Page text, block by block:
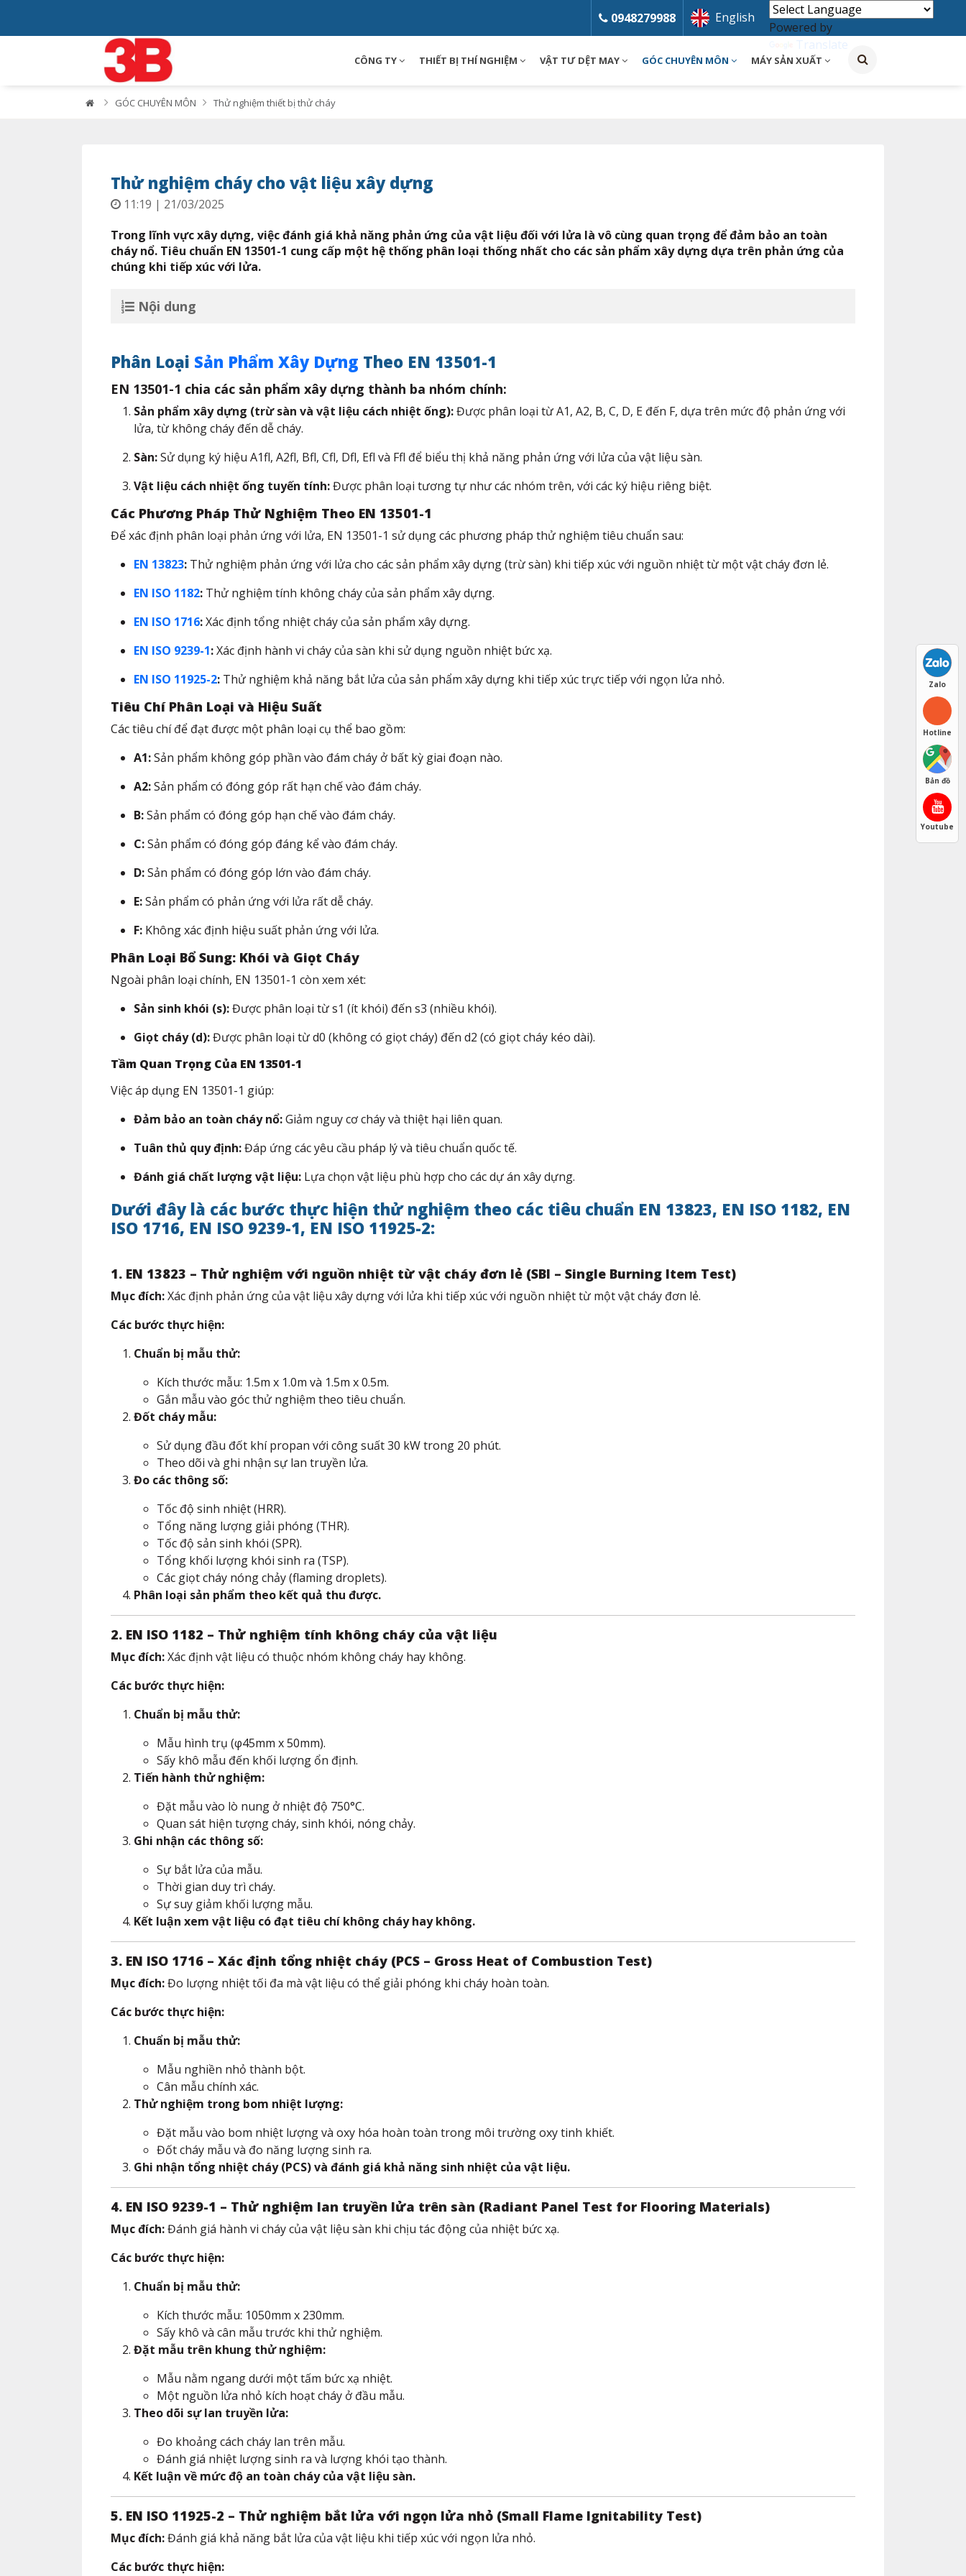
Powered by
Translate
English
0948279988
CÔNG TY THIẾT BỊ THÍ NGHIỆM VẬT TƯ DỆT MAY GÓC CHUYÊN MÔN MÁY SẢN XUẤT
GÓC CHUYÊN MÔN Thử nghiệm thiết bị thử cháy
Thử nghiệm cháy cho vật liệu xây dựng
11:19 | 21/03/2025
Trong lĩnh vực xây dựng, việc đánh giá khả năng phản ứng của vật liệu đối với lửa là vô cùng quan trọng để đảm bảo an toàn
cháy nổ. Tiêu chuẩn EN 13501-1 cung cấp một hệ thống phân loại thống nhất cho các sản phẩm xây dựng dựa trên phản ứng của
chúng khi tiếp xúc với lửa.
Nội dung
Phân Loại Sản Phẩm Xây Dựng Theo EN 13501-1
EN 13501-1 chia các sản phẩm xây dựng thành ba nhóm chính:​
Sản phẩm xây dựng (trừ sàn và vật liệu cách nhiệt ống):Được phân loại từ A1, A2, B, C, D, E đến F, dựa trên mức độ phản ứng với
lửa, từ không cháy đến dễ cháy.​
Sàn:Sử dụng ký hiệu A1fl, A2fl, Bfl, Cfl, Dfl, Efl và Ffl để biểu thị khả năng phản ứng với lửa của vật liệu sàn.
Vật liệu cách nhiệt ống tuyến tính:Được phân loại tương tự như các nhóm trên, với các ký hiệu riêng biệt.​
Các Phương Pháp Thử Nghiệm Theo EN 13501-1
Để xác định phân loại phản ứng với lửa, EN 13501-1 sử dụng các phương pháp thử nghiệm tiêu chuẩn sau:​
EN 13823: Thử nghiệm phản ứng với lửa cho các sản phẩm xây dựng (trừ sàn) khi tiếp xúc với nguồn nhiệt từ một vật cháy đơn lẻ.​
EN ISO 1182: Thử nghiệm tính không cháy của sản phẩm xây dựng.​
EN ISO 1716:Xác định tổng nhiệt cháy của sản phẩm xây dựng.​
EN ISO 9239-1:Xác định hành vi cháy của sàn khi sử dụng nguồn nhiệt bức xạ.​
EN ISO 11925-2: Thử nghiệm khả năng bắt lửa của sản phẩm xây dựng khi tiếp xúc trực tiếp với ngọn lửa nhỏ.​
Tiêu Chí Phân Loại và Hiệu Suất
Các tiêu chí để đạt được một phân loại cụ thể bao gồm:​
A1:Sản phẩm không góp phần vào đám cháy ở bất kỳ giai đoạn nào.​
A2:Sản phẩm có đóng góp rất hạn chế vào đám cháy.​
B:Sản phẩm có đóng góp hạn chế vào đám cháy.​
C:Sản phẩm có đóng góp đáng kể vào đám cháy.​
D:Sản phẩm có đóng góp lớn vào đám cháy.​
E:Sản phẩm có phản ứng với lửa rất dễ cháy.​
F: Không xác định hiệu suất phản ứng với lửa.​
Phân Loại Bổ Sung: Khói và Giọt Cháy
Ngoài phân loại chính, EN 13501-1 còn xem xét:​
Sản sinh khói (s):Được phân loại từ s1 (ít khói) đến s3 (nhiều khói).​
Giọt cháy (d):Được phân loại từ d0 (không có giọt cháy) đến d2 (có giọt cháy kéo dài).​
Tầm Quan Trọng Của EN 13501-1
Việc áp dụng EN 13501-1 giúp:​
Đảm bảo an toàn cháy nổ:Giảm nguy cơ cháy và thiệt hại liên quan.​
Tuân thủ quy định:Đáp ứng các yêu cầu pháp lý và tiêu chuẩn quốc tế.​
Đánh giá chất lượng vật liệu: Lựa chọn vật liệu phù hợp cho các dự án xây dựng.
Dưới đây là các bước thực hiện thử nghiệm theo các tiêu chuẩn EN 13823, EN ISO 1182, EN
ISO 1716, EN ISO 9239-1, EN ISO 11925-2:
1. EN 13823 – Thử nghiệm với nguồn nhiệt từ vật cháy đơn lẻ (SBI – Single Burning Item Test)
Mục đích:Xác định phản ứng của vật liệu xây dựng với lửa khi tiếp xúc với nguồn nhiệt từ một vật cháy đơn lẻ.
Các bước thực hiện:
Chuẩn bị mẫu thử:
Kích thước mẫu: 1.5m x 1.0m và 1.5m x 0.5m.
Gắn mẫu vào góc thử nghiệm theo tiêu chuẩn.
Đốt cháy mẫu:
Sử dụng đầu đốt khí propan với công suất 30 kW trong 20 phút.
Theo dõi và ghi nhận sự lan truyền lửa.
Đo các thông số:
Tốc độ sinh nhiệt (HRR).
Tổng năng lượng giải phóng (THR).
Tốc độ sản sinh khói (SPR).
Tổng khối lượng khói sinh ra (TSP).
Các giọt cháy nóng chảy (flaming droplets).
Phân loại sản phẩm theo kết quả thu được.
2. EN ISO 1182 – Thử nghiệm tính không cháy của vật liệu
Mục đích:Xác định vật liệu có thuộc nhóm không cháy hay không.
Các bước thực hiện:
Chuẩn bị mẫu thử:
Mẫu hình trụ (φ45mm x 50mm).
Sấy khô mẫu đến khối lượng ổn định.
Tiến hành thử nghiệm:
Đặt mẫu vào lò nung ở nhiệt độ 750°C.
Quan sát hiện tượng cháy, sinh khói, nóng chảy.
Ghi nhận các thông số:
Sự bắt lửa của mẫu.
Thời gian duy trì cháy.
Sự suy giảm khối lượng mẫu.
Kết luận xem vật liệu có đạt tiêu chí không cháy hay không.
3. EN ISO 1716 – Xác định tổng nhiệt cháy (PCS – Gross Heat of Combustion Test)
Mục đích:Đo lượng nhiệt tối đa mà vật liệu có thể giải phóng khi cháy hoàn toàn.
Các bước thực hiện:
Chuẩn bị mẫu thử:
Mẫu nghiền nhỏ thành bột.
Cân mẫu chính xác.
Thử nghiệm trong bom nhiệt lượng:
Đặt mẫu vào bom nhiệt lượng và oxy hóa hoàn toàn trong môi trường oxy tinh khiết.
Đốt cháy mẫu và đo năng lượng sinh ra.
Ghi nhận tổng nhiệt cháy (PCS) và đánh giá khả năng sinh nhiệt của vật liệu.
4. EN ISO 9239-1 – Thử nghiệm lan truyền lửa trên sàn (Radiant Panel Test for Flooring Materials)
Mục đích:Đánh giá hành vi cháy của vật liệu sàn khi chịu tác động của nhiệt bức xạ.
Các bước thực hiện:
Chuẩn bị mẫu thử:
Kích thước mẫu: 1050mm x 230mm.
Sấy khô và cân mẫu trước khi thử nghiệm.
Đặt mẫu trên khung thử nghiệm:
Mẫu nằm ngang dưới một tấm bức xạ nhiệt.
Một nguồn lửa nhỏ kích hoạt cháy ở đầu mẫu.
Theo dõi sự lan truyền lửa:
Đo khoảng cách cháy lan trên mẫu.
Đánh giá nhiệt lượng sinh ra và lượng khói tạo thành.
Kết luận về mức độ an toàn cháy của vật liệu sàn.
5. EN ISO 11925-2 – Thử nghiệm bắt lửa với ngọn lửa nhỏ (Small Flame Ignitability Test)
Mục đích:Đánh giá khả năng bắt lửa của vật liệu khi tiếp xúc với ngọn lửa nhỏ.
Các bước thực hiện:
Zalo
Hotline
Bản đồ
Youtube